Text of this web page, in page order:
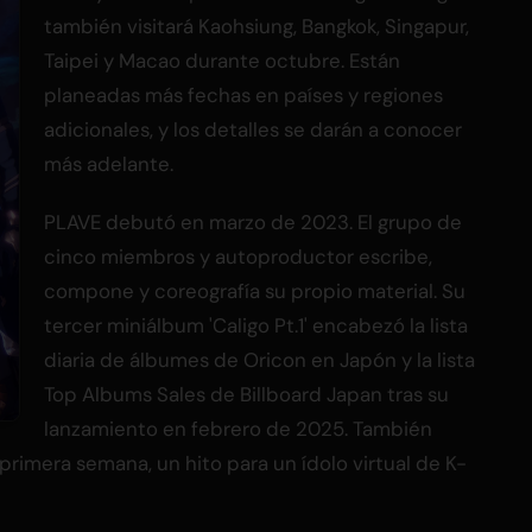
también visitará Kaohsiung, Bangkok, Singapur,
Taipei y Macao durante octubre. Están
planeadas más fechas en países y regiones
adicionales, y los detalles se darán a conocer
más adelante.
PLAVE debutó en marzo de 2023. El grupo de
cinco miembros y autoproductor escribe,
compone y coreografía su propio material. Su
tercer miniálbum 'Caligo Pt.1' encabezó la lista
diaria de álbumes de Oricon en Japón y la lista
Top Albums Sales de Billboard Japan tras su
lanzamiento en febrero de 2025. También
semana, un hito para un ídolo virtual de K-